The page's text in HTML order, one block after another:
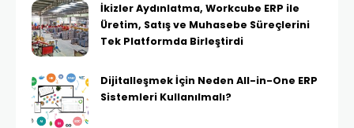
İkizler Aydınlatma, Workcube ERP ile
Üretim, Satış ve Muhasebe Süreçlerini
Tek Platformda Birleştirdi
Dijitalleşmek İçin Neden All-in-One ERP
Sistemleri Kullanılmalı?